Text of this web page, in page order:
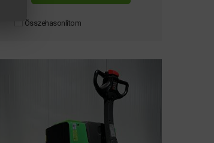
Összehasonlítom